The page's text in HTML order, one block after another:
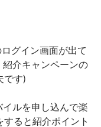
グイン画面が出て
介キャンペーンの
です)
ルを申し込んで楽
ると紹介ポイント